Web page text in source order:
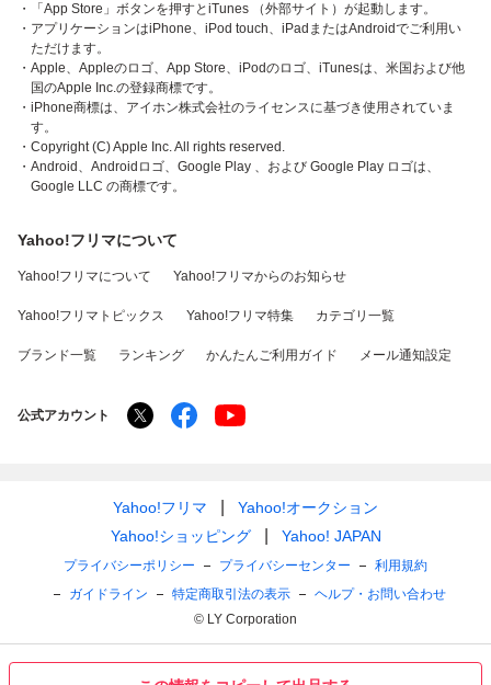
・「App Store」ボタンを押すとiTunes （外部サイト）が起動します。
・アプリケーションはiPhone、iPod touch、iPadまたはAndroidでご利用い
ただけます。
・Apple、Appleのロゴ、App Store、iPodのロゴ、iTunesは、米国および他
国のApple Inc.の登録商標です。
・iPhone商標は、アイホン株式会社のライセンスに基づき使用されていま
す。
・Copyright (C) Apple Inc. All rights reserved.
・Android、Androidロゴ、Google Play 、および Google Play ロゴは、
Google LLC の商標です。
Yahoo!フリマについて
Yahoo!フリマについて Yahoo!フリマからのお知らせ
Yahoo!フリマトピックス Yahoo!フリマ特集 カテゴリ一覧
ブランド一覧 ランキング かんたんご利用ガイド メール通知設定
公式アカウント
Yahoo!フリマ
Yahoo!オークション
Yahoo!ショッピング
Yahoo! JAPAN
プライバシーポリシー プライバシーセンター
利用規約
ガイドライン
特定商取引法の表示
ヘルプ・お問い合わせ
© LY Corporation